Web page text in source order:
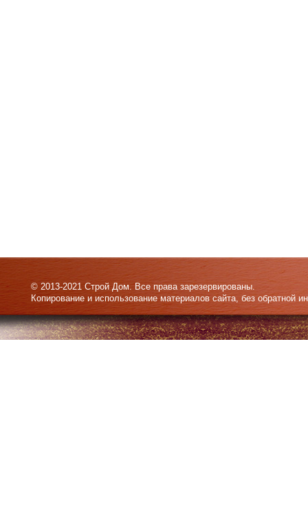
© 2013-2021 Строй Дом. Все права зарезервированы.
Копирование и использование материалов сайта, без обратной